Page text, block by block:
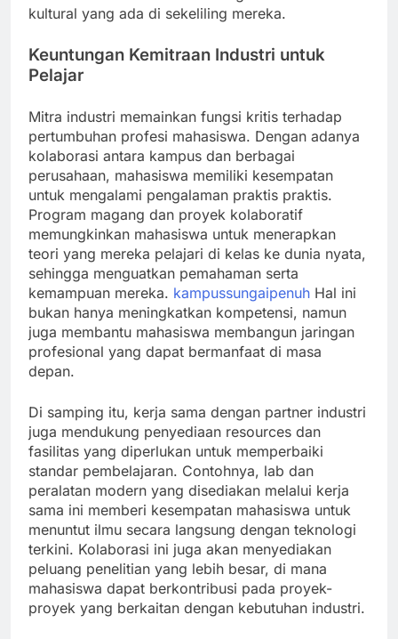
kultural yang ada di sekeliling mereka.
Keuntungan Kemitraan Industri untuk
Pelajar
Mitra industri memainkan fungsi kritis terhadap
pertumbuhan profesi mahasiswa. Dengan adanya
kolaborasi antara kampus dan berbagai
perusahaan, mahasiswa memiliki kesempatan
untuk mengalami pengalaman praktis praktis.
Program magang dan proyek kolaboratif
memungkinkan mahasiswa untuk menerapkan
teori yang mereka pelajari di kelas ke dunia nyata,
sehingga menguatkan pemahaman serta
kemampuan mereka. kampussungaipenuh Hal ini
bukan hanya meningkatkan kompetensi, namun
juga membantu mahasiswa membangun jaringan
profesional yang dapat bermanfaat di masa
depan.
Di samping itu, kerja sama dengan partner industri
juga mendukung penyediaan resources dan
fasilitas yang diperlukan untuk memperbaiki
standar pembelajaran. Contohnya, lab dan
peralatan modern yang disediakan melalui kerja
sama ini memberi kesempatan mahasiswa untuk
menuntut ilmu secara langsung dengan teknologi
terkini. Kolaborasi ini juga akan menyediakan
peluang penelitian yang lebih besar, di mana
mahasiswa dapat berkontribusi pada proyek-
proyek yang berkaitan dengan kebutuhan industri.